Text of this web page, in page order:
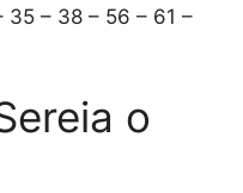
35 – 38 – 56 – 61 –
o